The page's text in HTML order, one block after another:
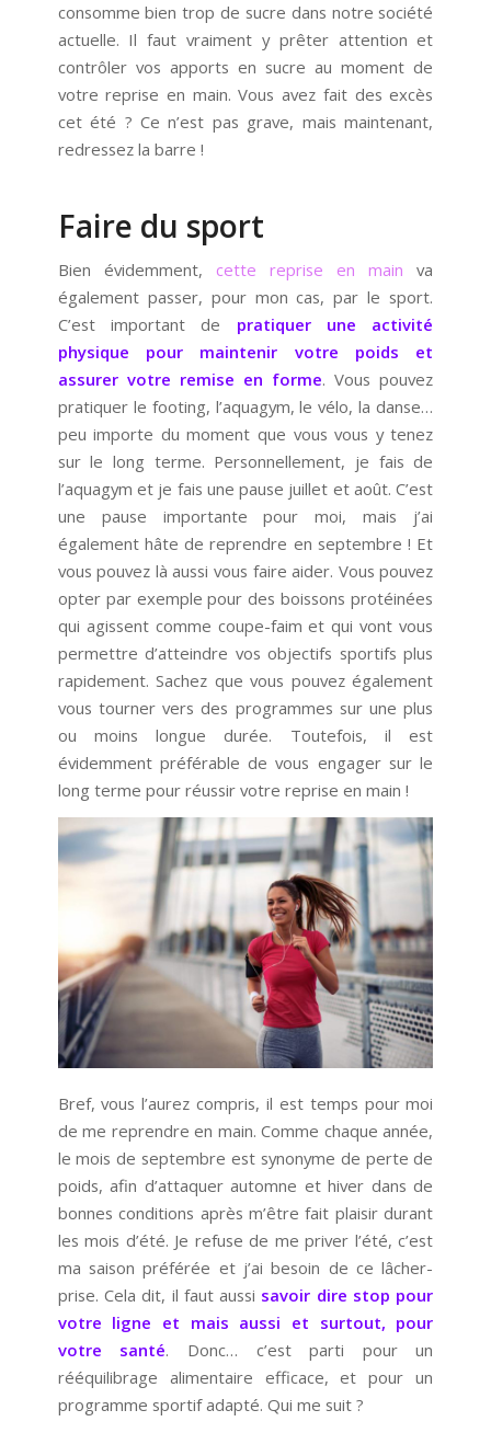
consomme bien trop de sucre dans notre société
actuelle. Il faut vraiment y prêter attention et
contrôler vos apports en sucre au moment de
votre reprise en main. Vous avez fait des excès
cet été ? Ce n’est pas grave, mais maintenant,
redressez la barre !
Faire du sport
Bien évidemment, cette reprise en main va
également passer, pour mon cas, par le sport.
C’est important de pratiquer une activité
physique pour maintenir votre poids et
assurer votre remise en forme. Vous pouvez
pratiquer le footing, l’aquagym, le vélo, la danse…
peu importe du moment que vous vous y tenez
sur le long terme. Personnellement, je fais de
l’aquagym et je fais une pause juillet et août. C’est
une pause importante pour moi, mais j’ai
également hâte de reprendre en septembre ! Et
vous pouvez là aussi vous faire aider. Vous pouvez
opter par exemple pour des boissons protéinées
qui agissent comme coupe-faim et qui vont vous
permettre d’atteindre vos objectifs sportifs plus
rapidement. Sachez que vous pouvez également
vous tourner vers des programmes sur une plus
ou moins longue durée. Toutefois, il est
évidemment préférable de vous engager sur le
long terme pour réussir votre reprise en main !
Bref, vous l’aurez compris, il est temps pour moi
de me reprendre en main. Comme chaque année,
le mois de septembre est synonyme de perte de
poids, afin d’attaquer automne et hiver dans de
bonnes conditions après m’être fait plaisir durant
les mois d’été. Je refuse de me priver l’été, c’est
ma saison préférée et j’ai besoin de ce lâcher-
prise. Cela dit, il faut aussi savoir dire stop pour
votre ligne et mais aussi et surtout, pour
votre santé. Donc… c’est parti pour un
rééquilibrage alimentaire efficace, et pour un
programme sportif adapté. Qui me suit ?